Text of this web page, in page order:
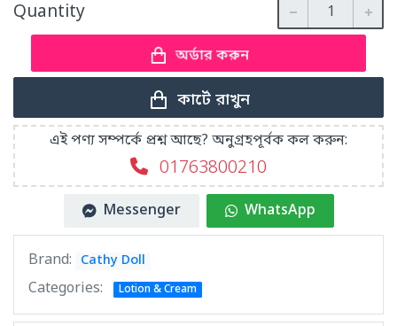
Quantity
অর্ডার করুন
কার্টে রাখুন
এই পণ্য সম্পর্কে প্রশ্ন আছে? অনুগ্রহপূর্বক কল করুন:
01763800210
Messenger WhatsApp
Brand: Cathy Doll
Categories: Lotion & Cream